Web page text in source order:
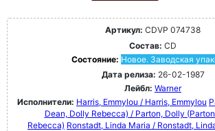
Артикул: CDVP 074738
Состав: CD
Состояние: Новое. Заводская
Дата релиза: 26-02-1987
Лейбл: Warner
Исполнители: Harris, Emmylou / Harris, Emmylou
Dean, Dolly Rebecca) / Parton, Dolly
Rebecca) Ronstadt, Linda Maria / Ronstadt,